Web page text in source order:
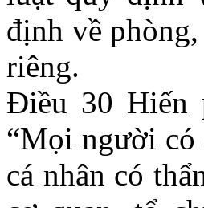
định về
riêng.
Điều 30 Hiến
“Mọi người có
cá nhân có